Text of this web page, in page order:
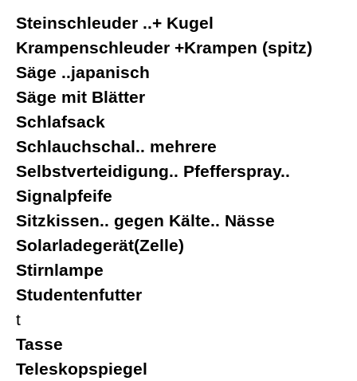
Steinschleuder ..+ Kugel
Krampenschleuder +Krampen (spitz)
Säge ..japanisch
Säge mit Blätter
Schlafsack
Schlauchschal.. mehrere
Selbstverteidigung.. Pfefferspray..
Signalpfeife
Sitzkissen.. gegen Kälte.. Nässe
Solarladegerät(Zelle)
Stirnlampe
Studentenfutter
t
Tasse
Teleskopspiegel